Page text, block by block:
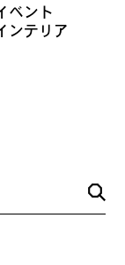
ベント
ンテリア